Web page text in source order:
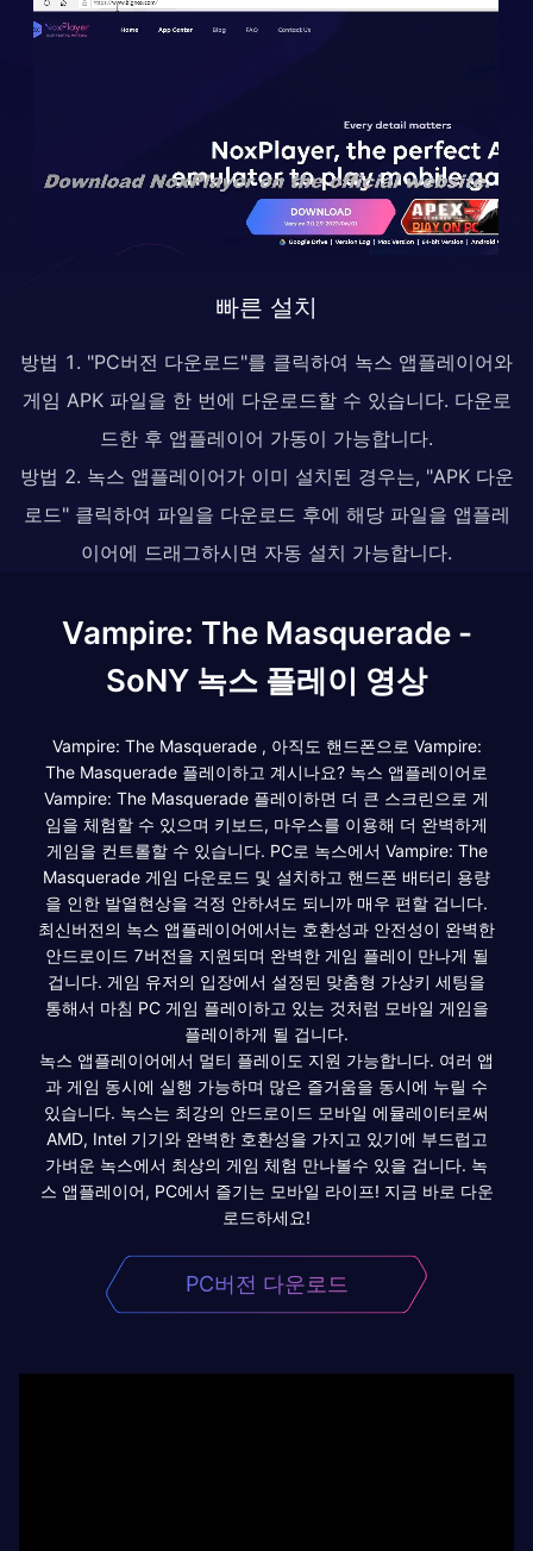
빠른 설치
방법 1. "PC버전 다운로드"를 클릭하여 녹스 앱플레이어와
게임 APK 파일을 한 번에 다운로드할 수 있습니다. 다운로
드한 후 앱플레이어 가동이 가능합니다.
방법 2. 녹스 앱플레이어가 이미 설치된 경우는, "APK 다운
로드" 클릭하여 파일을 다운로드 후에 해당 파일을 앱플레
이어에 드래그하시면 자동 설치 가능합니다.
Vampire: The Masquerade -
SoNY 녹스 플레이 영상
Vampire: The Masquerade , 아직도 핸드폰으로 Vampire:
The Masquerade 플레이하고 계시나요? 녹스 앱플레이어로
Vampire: The Masquerade 플레이하면 더 큰 스크린으로 게
임을 체험할 수 있으며 키보드, 마우스를 이용해 더 완벽하게
게임을 컨트롤할 수 있습니다. PC로 녹스에서 Vampire: The
Masquerade 게임 다운로드 및 설치하고 핸드폰 배터리 용량
을 인한 발열현상을 걱정 안하셔도 되니까 매우 편할 겁니다.
최신버전의 녹스 앱플레이어에서는 호환성과 안전성이 완벽한
안드로이드 7버전을 지원되며 완벽한 게임 플레이 만나게 될
겁니다. 게임 유저의 입장에서 설정된 맞춤형 가상키 세팅을
통해서 마침 PC 게임 플레이하고 있는 것처럼 모바일 게임을
플레이하게 될 겁니다.
녹스 앱플레이어에서 멀티 플레이도 지원 가능합니다. 여러 앱
과 게임 동시에 실행 가능하며 많은 즐거움을 동시에 누릴 수
있습니다. 녹스는 최강의 안드로이드 모바일 에뮬레이터로써
AMD, Intel 기기와 완벽한 호환성을 가지고 있기에 부드럽고
가벼운 녹스에서 최상의 게임 체험 만나볼수 있을 겁니다. 녹
스 앱플레이어, PC에서 즐기는 모바일 라이프! 지금 바로 다운
로드하세요!
PC버전 다운로드